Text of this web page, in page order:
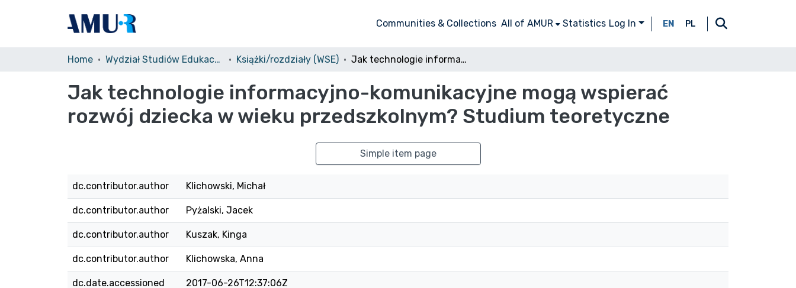
Communities & Collections All of AMUR Statistics Log In EN PL
Home Wydział Studiów Edukacyjnych (WSE)/Faculty of Educational Studies Książki/rozdziały (WSE) Jak technologie informacyjno-komunikacyjne mogą wspierać rozwój dziecka w wieku przedszkolnym? Studium teoretyczne
Jak technologie informacyjno-komunikacyjne mogą wspierać
rozwój dziecka w wieku przedszkolnym? Studium teoretyczne
Simple item page
dc.contributor.author Klichowski, Michał
dc.contributor.author Pyżalski, Jacek
dc.contributor.author Kuszak, Kinga
dc.contributor.author Klichowska, Anna
dc.date.accessioned 2017-06-26T12:37:06Z